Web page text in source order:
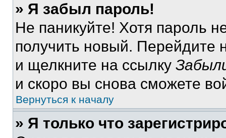
» Я забыл пароль!
Не паникуйте! Хотя пароль
получить новый. Перейдите
и щелкните на ссылку
и скоро вы снова сможете
Вернуться к началу
» Я только что